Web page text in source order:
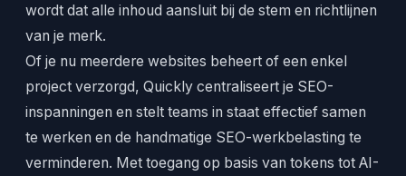
wordt dat alle inhoud aansluit bij de stem en richtlijnen
van je merk.
Of je nu meerdere websites beheert of een enkel
project verzorgd, Quickly centraliseert je SEO-
inspanningen en stelt teams in staat effectief samen
te werken en de handmatige SEO-werkbelasting te
verminderen. Met toegang op basis van tokens tot AI-